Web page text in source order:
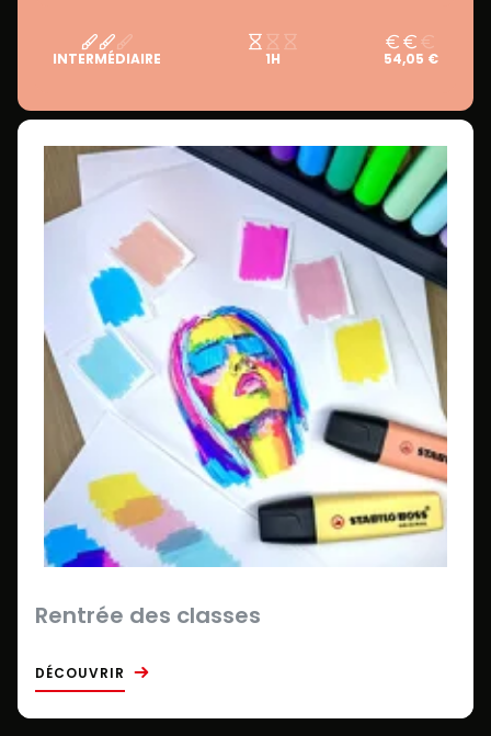
INTERMÉDIAIRE 1H 54,05 €
Rentrée des classes
DÉCOUVRIR